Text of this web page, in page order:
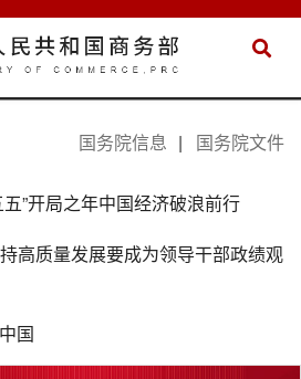
国务院信息 | 国务院文件
”开局之年中国经济破浪前行
高质量发展要成为领导干部政绩观
国